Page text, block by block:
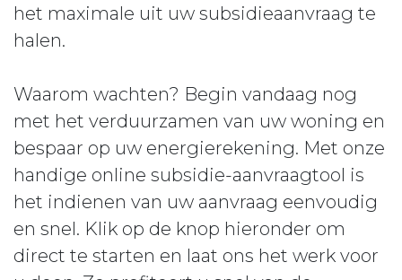
het maximale uit uw subsidieaanvraag te
halen.
Waarom wachten? Begin vandaag nog
met het verduurzamen van uw woning en
bespaar op uw energierekening. Met onze
handige online subsidie-aanvraagtool is
het indienen van uw aanvraag eenvoudig
en snel. Klik op de knop hieronder om
direct te starten en laat ons het werk voor